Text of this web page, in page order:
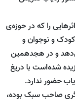
جشن‌واره‌ی بین‌المللی شعر فجر از سال ۱۳۸۵ اثرهایی را که در حوزه‌ی
و نوجوان و
و در هجدهمین
شده‌است با دریغ
حضور ندارد.
صاحب سبک بوده،